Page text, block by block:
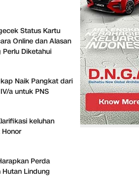
Status Kartu
Online dan Alasan
Perlu Diketahui
Naik Pangkat dari
a untuk PNS
keluhan
Perda
Hutan Lindung